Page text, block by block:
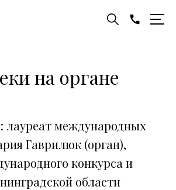
на органе
лауреат международных
Гаврилюк (орган),
конкурса и
области